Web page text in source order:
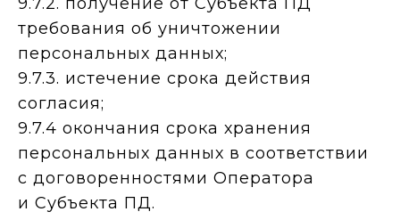
требования об уничтожении
персональных данных;
9.7.3. истечение срока действия
согласия;
9.7.4 окончания срока хранения
персональных данных в соответствии
с договоренностями Оператора
и Субъекта ПД.